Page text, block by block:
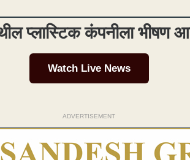
प्लास्टिक कंपनीला भीषण
Watch Live News
ADVERTISEMENT